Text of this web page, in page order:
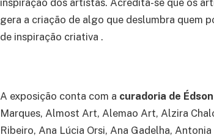
gera a criação de algo que deslumbra quem
de inspiração criativa .
A exposição conta com a curadoria de
Marques, Almost Art, Alemao Art, Alzira
Ribeiro, Ana Lúcia Orsi, Ana Gadelha,